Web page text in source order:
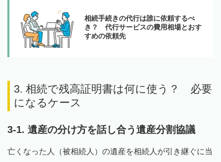
相続手続きの代行は誰に依頼するべ
き？ 代行サービスの費用相場とおす
すめの依頼先
3. 相続で残高証明書は何に使う？ 必要
になるケース
3-1. 遺産の分け方を話し合う遺産分割協議
亡くなった人（被相続人）の遺産を相続人が引き継ぐに当